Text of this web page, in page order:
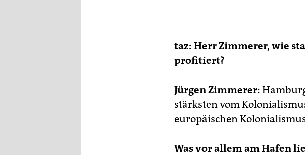
taz: Herr Zimmerer, wie
profitiert?
Jürgen Zimmerer:
stärksten vom
europäischen
Was vor allem am Hafen